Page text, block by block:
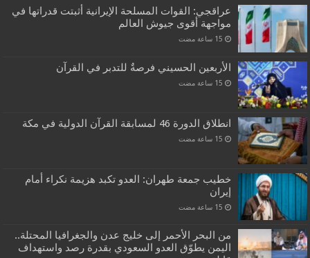
عراقجي: القوات المسلحة الإيرانية أثبتت قدراتها في
مواجهة أقوى جيوش العالم
الأربعين الحسيني فرصةٌ للتدبر في القرآن
انطلاق الدورة 46 لمسابقة القرآن الدولية في مكة
خطيب جمعة طهران: العدو تكبد هزيمة نكراء أمام
إيران
من البحر الأحمر إلى خليج عدن والجغرافيا المحتلة..
اليمن يطوّق العدو السعودي بقدرة رصد واستهداف